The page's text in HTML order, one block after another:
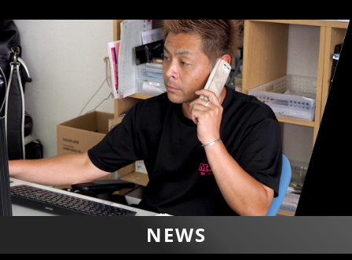
NEWS